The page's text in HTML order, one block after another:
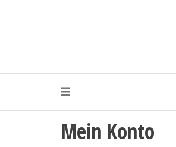
Mein Konto